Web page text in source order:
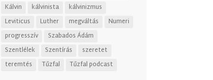
Kálvin
kálvinista
kálvinizmus
Leviticus
Luther megváltás
Numeri
progresszív
Szabados Ádám
Szentlélek
Szentírás
szeretet
teremtés
Tűzfal Tűzfal podcast